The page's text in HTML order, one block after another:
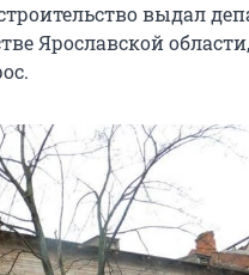
выдал
Ярославской